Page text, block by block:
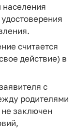
считается
действие) в
с
родителями
не заключен